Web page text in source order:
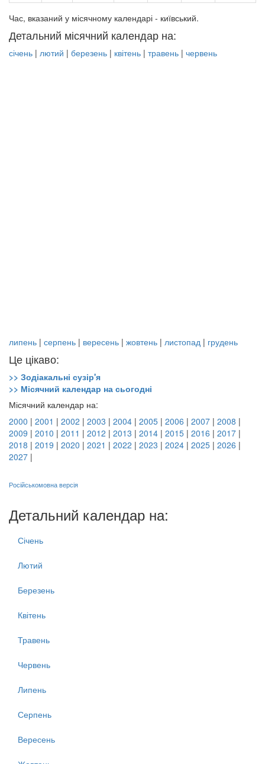
Час, вказаний у місячному календарі - київський.
Детальний місячний календар на:
січень | лютий | березень | квітень | травень | червень
липень | серпень | вересень | жовтень | листопад | грудень
Це цікаво:
>> Зодіакальні сузір'я
>> Місячний календар на сьогодні
Місячний календар на:
2000 | 2001 | 2002 | 2003 | 2004 | 2005 | 2006 | 2007 | 2008 |
2009 | 2010 | 2011 | 2012 | 2013 | 2014 | 2015 | 2016 | 2017 |
2018 | 2019 | 2020 | 2021 | 2022 | 2023 | 2024 | 2025 | 2026 |
2027 |
Російськомовна версія
Детальний календар на:
Січень
Лютий
Березень
Квітень
Травень
Червень
Липень
Серпень
Вересень